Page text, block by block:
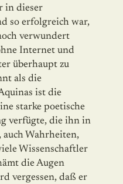
in dieser
so erfolgreich war,
ver­wundert
Internet und
überhaupt zu
als die
ist die
starke poetische
verfügte, die ihn in
auch Wahrheiten,
Wissenschaftler
die Augen
vergessen, daß er